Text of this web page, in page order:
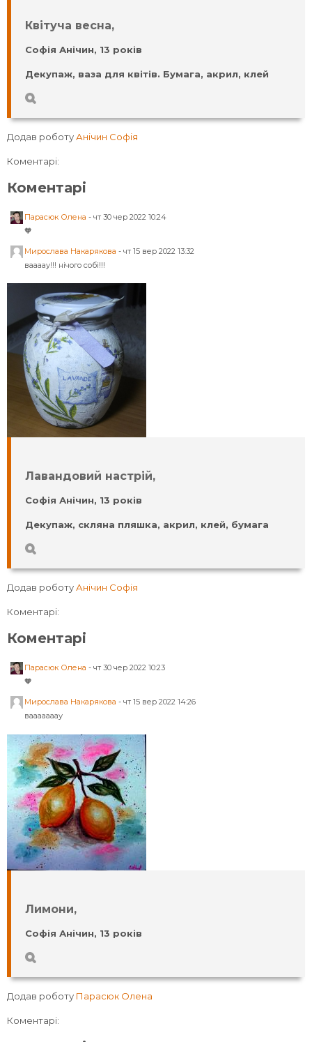
Квітуча весна,
Софія Анічин, 13 років
Декупаж, ваза для квітів. Бумага, акрил, клей
Додав роботуАнічин Софія
Коментарі:
Коментарі
Парасюк Олена -чт 30 чер 2022 10:24
🧡
Мирослава Накарякова -чт 15 вер 2022 13:32
ваааау!!! нічого собі!!!
Лавандовий настрій,
Софія Анічин, 13 років
Декупаж, скляна пляшка, акрил, клей, бумага
Додав роботуАнічин Софія
Коментарі:
Коментарі
Парасюк Олена -чт 30 чер 2022 10:23
🧡
Мирослава Накарякова -чт 15 вер 2022 14:26
вааааааау
Лимони,
Софія Анічин, 13 років
Додав роботу Парасюк Олена
Коментарі: